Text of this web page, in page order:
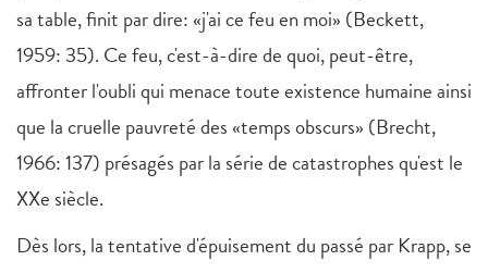
sa table, finit par dire: «j'ai ce feu en moi» (Beckett,
1959: 35). Ce feu, c'est-à-dire de quoi, peut-être,
affronter l'oubli qui menace toute existence humaine ainsi
que la cruelle pauvreté des «temps obscurs» (Brecht,
1966: 137) présagés par la série de catastrophes qu'est le
XXe siècle.
Dès lors, la tentative d'épuisement du passé par Krapp, se